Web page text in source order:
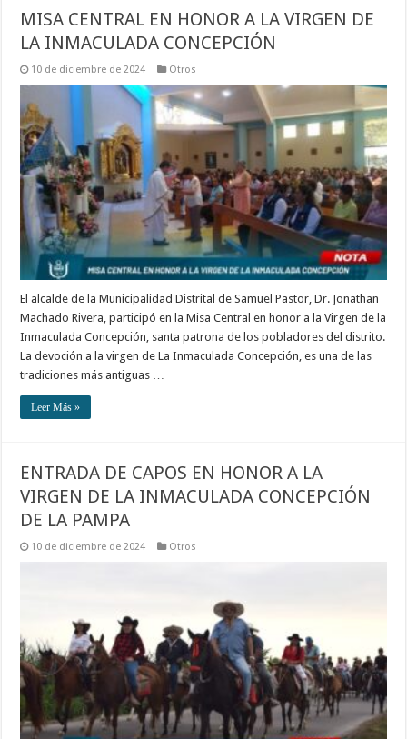
MISA CENTRAL EN HONOR A LA VIRGEN DE
LA INMACULADA CONCEPCIÓN
10 de diciembre de 2024 Otros
El alcalde de la Municipalidad Distrital de Samuel Pastor, Dr. Jonathan
Machado Rivera, participó en la Misa Central en honor a la Virgen de la
Inmaculada Concepción, santa patrona de los pobladores del distrito.
La devoción a la virgen de La Inmaculada Concepción, es una de las
tradiciones más antiguas …
Leer Más »
ENTRADA DE CAPOS EN HONOR A LA
VIRGEN DE LA INMACULADA CONCEPCIÓN
DE LA PAMPA
10 de diciembre de 2024 Otros